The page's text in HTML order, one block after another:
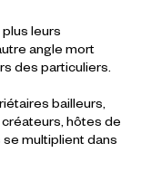
leurs
angle mort
des particuliers.
bailleurs,
hôtes de
multiplient dans